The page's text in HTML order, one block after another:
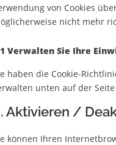
von Cookies
nicht mehr
Verwalten Sie Ihre
haben die Cookie-
unten auf der
Aktivieren /
können Ihren